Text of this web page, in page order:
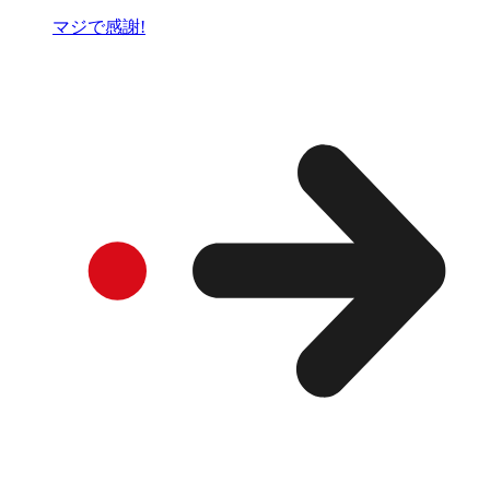
マジで感謝!